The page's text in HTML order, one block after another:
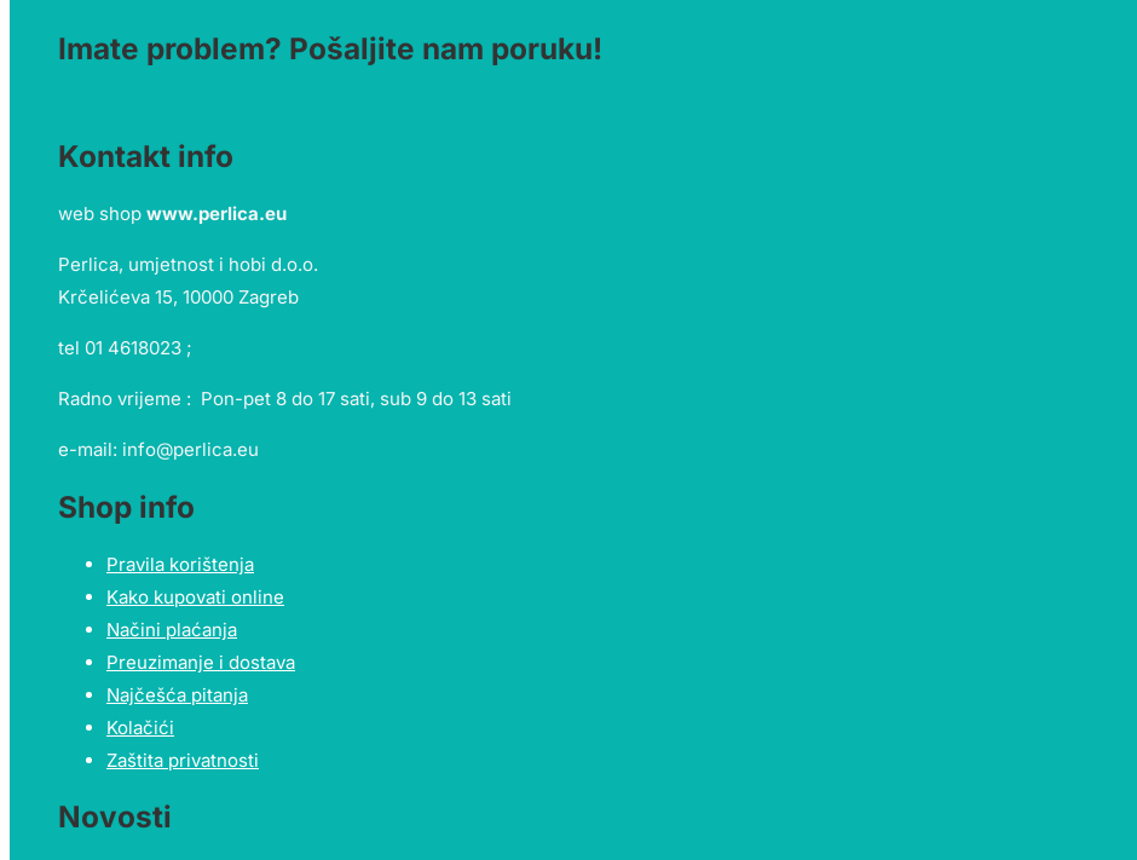
Imate problem? Pošaljite nam poruku!
Kontakt info
web shop www.perlica.eu
Perlica, umjetnost i hobi d.o.o.
Krčelićeva 15, 10000 Zagreb
tel 01 4618023 ;
Radno vrijeme : Pon-pet 8 do 17 sati, sub 9 do 13 sati
e-mail: info@perlica.eu
Shop info
Pravila korištenja
Kako kupovati online
Načini plaćanja
Preuzimanje i dostava
Najčešća pitanja
Kolačići
Zaštita privatnosti
Novosti